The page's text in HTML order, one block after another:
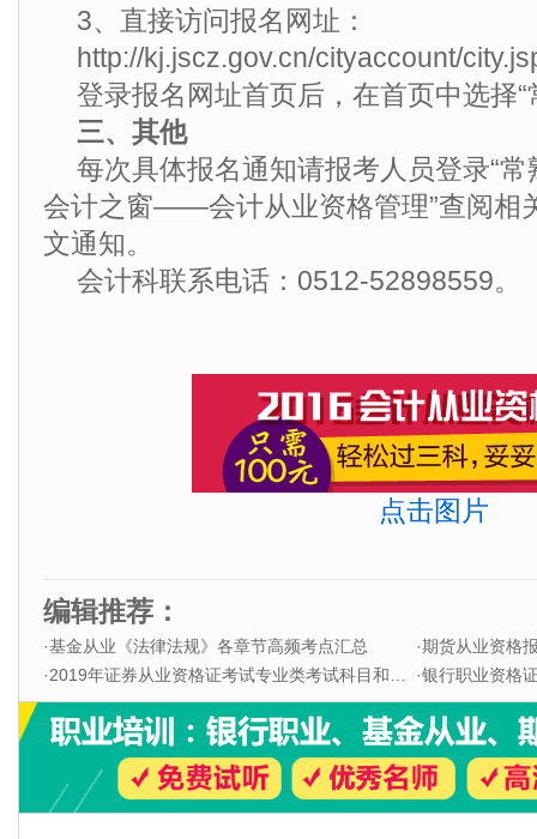
3、直接访问报名网址：
http://kj.jscz.gov.cn/cityaccount/
登录报名网址首页后，在首页中选择“
三、其他
每次具体报名通知请报考人员登录“
会计之窗——会计从业资格管理”查阅相
文通知。
会计科联系电话：0512-52898559。
点击图片
编辑推荐：
·基金从业《法律法规》各章节高频考点汇总 ·期货从业资格
·2019年证券从业资格证考试专业类考试科目和题型 ·银行职业资格证